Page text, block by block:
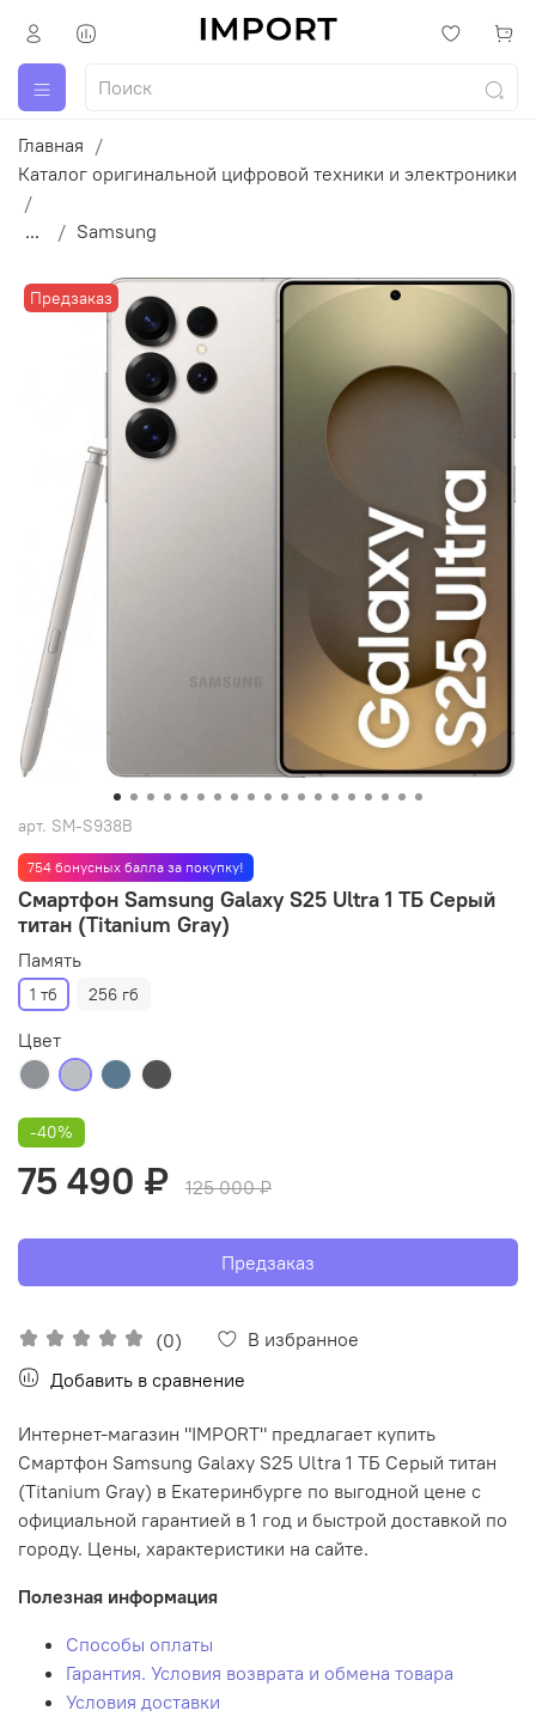
Главная
Каталог оригинальной цифровой техники и электроники
... Samsung
Предзаказ
арт. SM-S938B
754 бонусных балла за покупку!
Смартфон Samsung Galaxy S25 Ultra 1 ТБ Серый
титан (Titanium Gray)
Память
1 тб 256 гб
Цвет
(0)
В избранное
Добавить в сравнение
-40%
75 490 ₽ 125 000 ₽
Предзаказ
Интернет-магазин "IMPORT" предлагает купить
Смартфон Samsung Galaxy S25 Ultra 1 ТБ Серый титан
(Titanium Gray) в Екатеринбурге по выгодной цене с
официальной гарантией в 1 год и быстрой доставкой по
городу. Цены, характеристики на сайте.
Полезная информация
Способы оплаты
Гарантия. Условия возврата и обмена товара
Условия доставки